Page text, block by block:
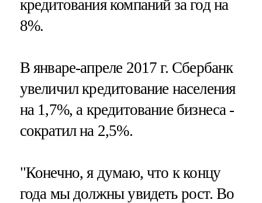
кредитования компаний за год на
8%.
В январе-апреле 2017 г. Сбербанк
увеличил кредитование населения
на 1,7%, а кредитование бизнеса -
сократил на 2,5%.
"Конечно, я думаю, что к концу
года мы должны увидеть рост. Во